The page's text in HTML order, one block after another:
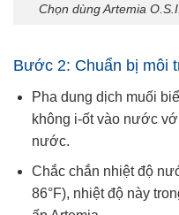
Chọn dùng Artemia
Bước 2: Chuẩn bị môi
Pha dung dịch muối
không i-ốt vào nước
nước.
Chắc chắn nhiệt độ
86°F), nhiệt độ này